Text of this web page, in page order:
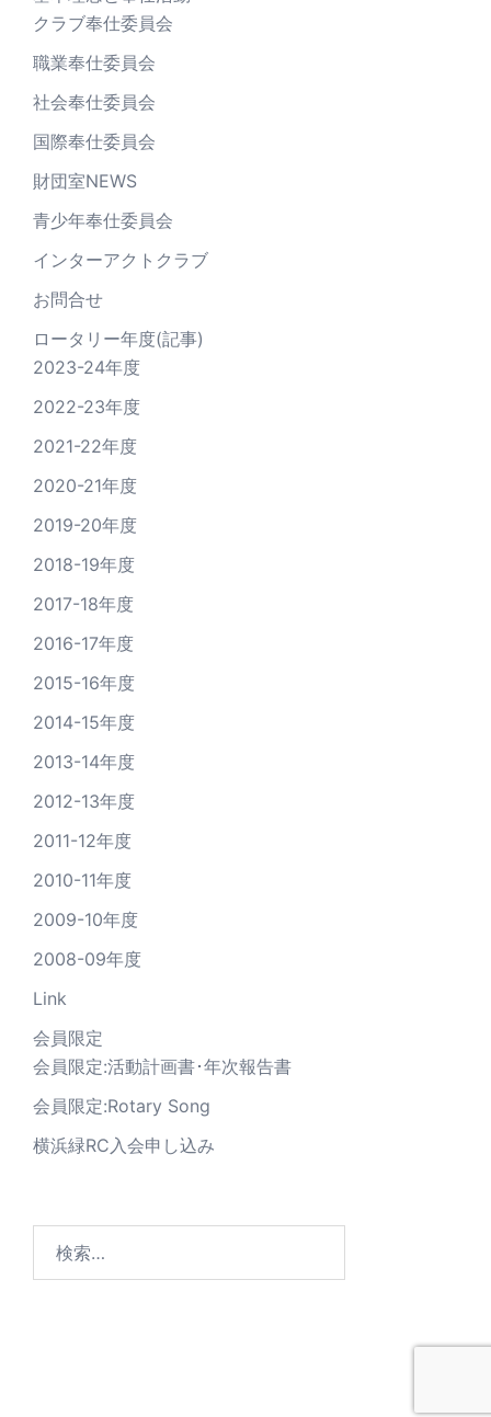
クラブ奉仕委員会
職業奉仕委員会
社会奉仕委員会
国際奉仕委員会
財団室NEWS
青少年奉仕委員会
インターアクトクラブ
お問合せ
ロータリー年度(記事)
2023-24年度
2022-23年度
2021-22年度
2020-21年度
2019-20年度
2018-19年度
2017-18年度
2016-17年度
2015-16年度
2014-15年度
2013-14年度
2012-13年度
2011-12年度
2010-11年度
2009-10年度
2008-09年度
Link
会員限定
会員限定:活動計画書･年次報告書
会員限定:Rotary Song
横浜緑RC入会申し込み